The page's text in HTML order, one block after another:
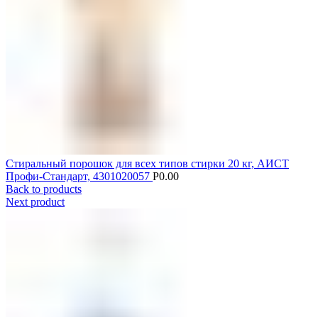
Стиральный порошок для всех типов стирки 20 кг, АИСТ
Профи-Стандарт, 4301020057 Р0.00
Back to products
Next product